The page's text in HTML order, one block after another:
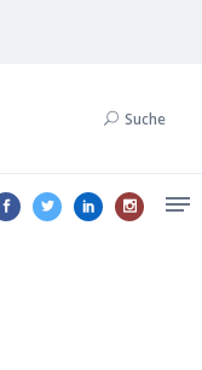
Suche